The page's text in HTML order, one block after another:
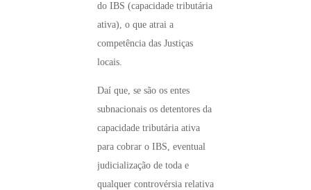
do IBS (capacidade tributária
ativa), o que atrai a
competência das Justiças
locais.
Daí que, se são os entes
subnacionais os detentores da
capacidade tributária ativa
para cobrar o IBS, eventual
judicialização de toda e
qualquer controvérsia relativa